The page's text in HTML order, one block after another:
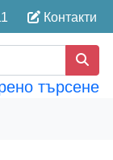
Контакти
търсене